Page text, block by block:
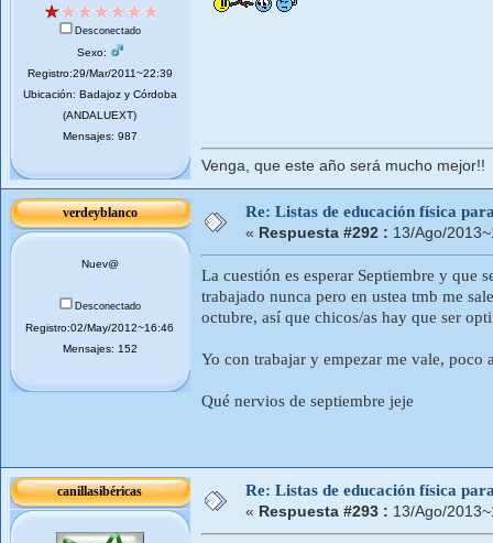
Desconectado
Sexo:
Registro:29/Mar/2011~22:39
Ubicación: Badajoz y Córdoba
(ANDALUEXT)
Mensajes: 987
Venga, que este año será mucho mejor!!
verdeyblanco
Nuev@
Desconectado
Registro:02/May/2012~16:46
Mensajes: 152
Re: Listas de educación física
« Respuesta #292 : 13/Ago/
La cuestión es esperar Septiembre y que
trabajado nunca pero en ustea tmb me
octubre, así que chicos/as hay que ser
Yo con trabajar y empezar me vale,
Qué nervios de septiembre jeje
canillasibéricas Re: Listas de educación física
« Respuesta #293 : 13/Ago/